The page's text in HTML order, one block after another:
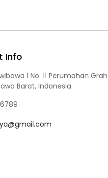
Info
1 No. 11 Perumahan
Barat, Indonesia